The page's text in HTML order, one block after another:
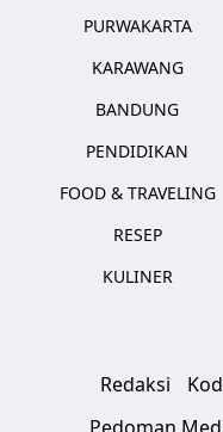
PURWAKARTA
KARAWANG
BANDUNG
PENDIDIKAN
FOOD & TRAVELING
RESEP
KULINER
Redaksi